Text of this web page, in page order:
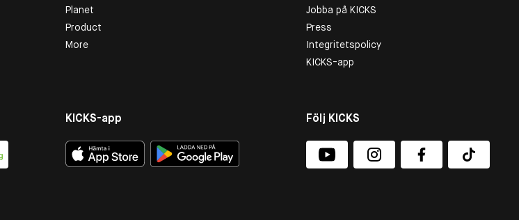
Planet
Product
More
Jobba på KICKS
Press
Integritetspolicy
KICKS-app
KICKS-app Följ KICKS